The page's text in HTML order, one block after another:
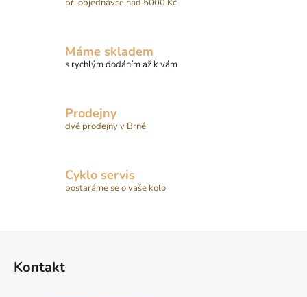
í
p
i
při objednávce nad 5000 Kč
Máme skladem
s rychlým dodáním až k vám
Prodejny
dvě prodejny v Brně
Cyklo servis
postaráme se o vaše kolo
Kontakt